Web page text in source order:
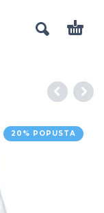
20% POPUSTA